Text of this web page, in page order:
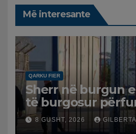
Më interesante
QARKU FIER
Sherr në burgun
të burgosur
spital
8 GUSHT, 2026 GILBERTA